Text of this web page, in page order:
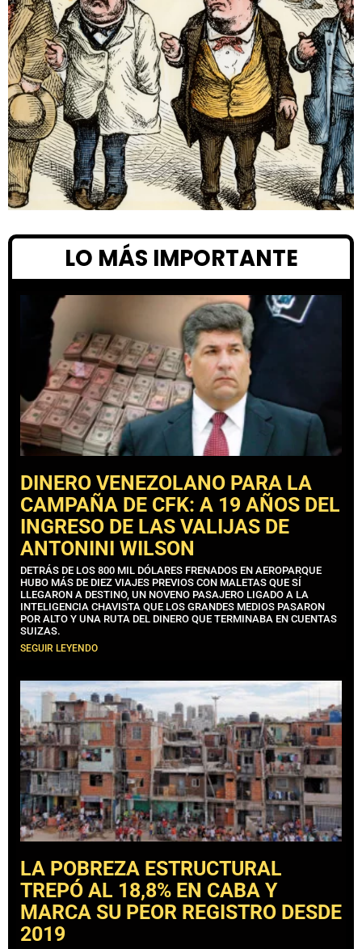
LO MÁS IMPORTANTE
DINERO VENEZOLANO PARA LA
CAMPAÑA DE CFK: A 19 AÑOS DEL
INGRESO DE LAS VALIJAS DE
ANTONINI WILSON
DETRÁS DE LOS 800 MIL DÓLARES FRENADOS EN AEROPARQUE
HUBO MÁS DE DIEZ VIAJES PREVIOS CON MALETAS QUE SÍ
LLEGARON A DESTINO, UN NOVENO PASAJERO LIGADO A LA
INTELIGENCIA CHAVISTA QUE LOS GRANDES MEDIOS PASARON
POR ALTO Y UNA RUTA DEL DINERO QUE TERMINABA EN CUENTAS
SUIZAS.
SEGUIR LEYENDO
LA POBREZA ESTRUCTURAL
TREPÓ AL 18,8% EN CABA Y
MARCA SU PEOR REGISTRO DESDE
2019